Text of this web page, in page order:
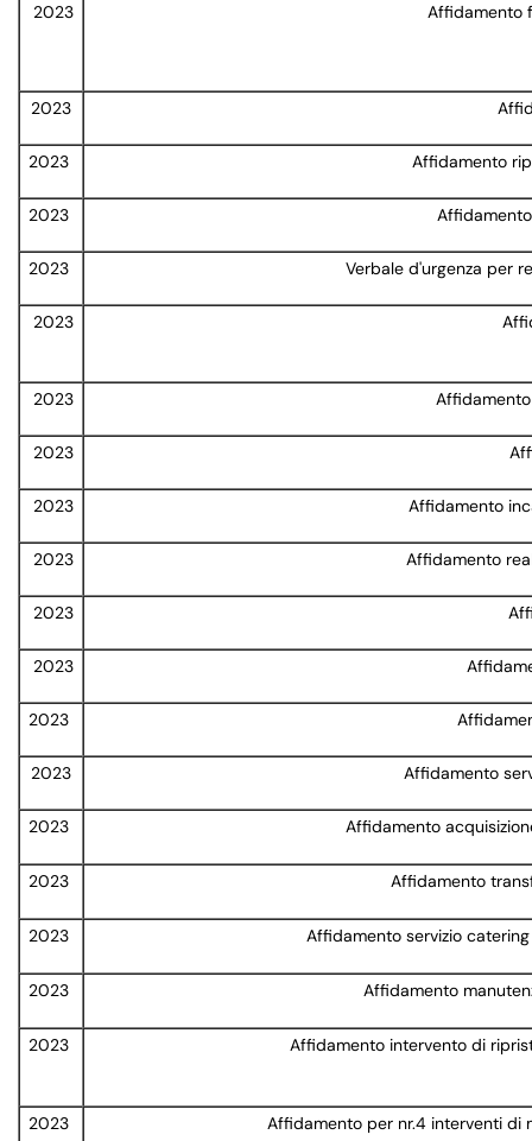
2023 Affidamento
2023
2023 Affidamento
2023
2023 Verbale d'urgenza per
2023
2023
2023
2023 Affidamento
2023 Affidamento
2023
2023
2023
2023 Affidamento
2023 Affidamento
2023 Affidamento
2023 Affidamento servizio
2023 Affidamento
2023 Affidamento intervento di
2023 Affidamento per nr.4 interventi di